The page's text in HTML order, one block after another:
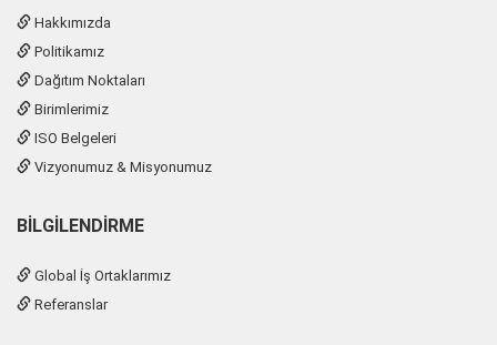
Hakkımızda
Politikamız
Dağıtım Noktaları
Birimlerimiz
ISO Belgeleri
Vizyonumuz & Misyonumuz
BILGILENDIRME
Global İş Ortaklarımız
Referanslar